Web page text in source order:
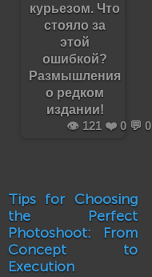
курьезом. Что
стояло за
этой
ошибкой?
Размышления
о редком
издании!
👁️ 121 ❤️ 0 💬 0
Tips for Choosing
the Perfect
Photoshoot: From
Concept to
Execution